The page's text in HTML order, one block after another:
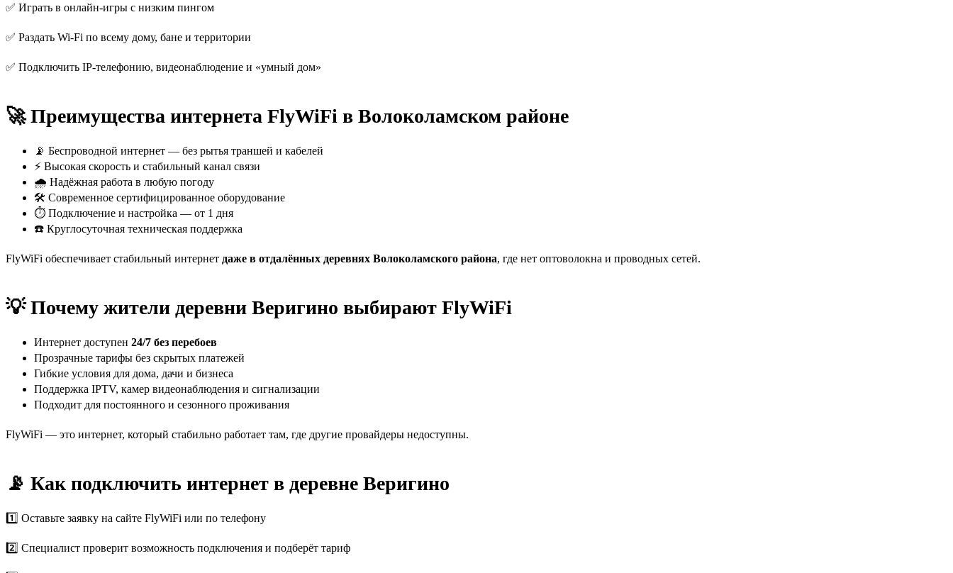
✅ Играть в онлайн-игры с низким пингом
✅ Раздать Wi-Fi по всему дому, бане и территории
✅ Подключить IP-телефонию, видеонаблюдение и «умный дом»
🚀 Преимущества интернета FlyWiFi в Волоколамском районе
📡 Беспроводной интернет — без рытья траншей и кабелей
⚡ Высокая скорость и стабильный канал связи
🌧 Надёжная работа в любую погоду
🛠 Современное сертифицированное оборудование
⏱ Подключение и настройка — от 1 дня
☎️ Круглосуточная техническая поддержка
FlyWiFi обеспечивает стабильный интернет даже в отдалённых деревнях Волоколамского района, где нет оптоволокна и проводных сетей.
💡 Почему жители деревни Веригино выбирают FlyWiFi
Интернет доступен 24/7 без перебоев
Прозрачные тарифы без скрытых платежей
Гибкие условия для дома, дачи и бизнеса
Поддержка IPTV, камер видеонаблюдения и сигнализации
Подходит для постоянного и сезонного проживания
FlyWiFi — это интернет, который стабильно работает там, где другие провайдеры недоступны.
📡 Как подключить интернет в деревне Веригино
1️⃣ Оставьте заявку на сайте FlyWiFi или по телефону
2️⃣ Специалист проверит возможность подключения и подберёт тариф